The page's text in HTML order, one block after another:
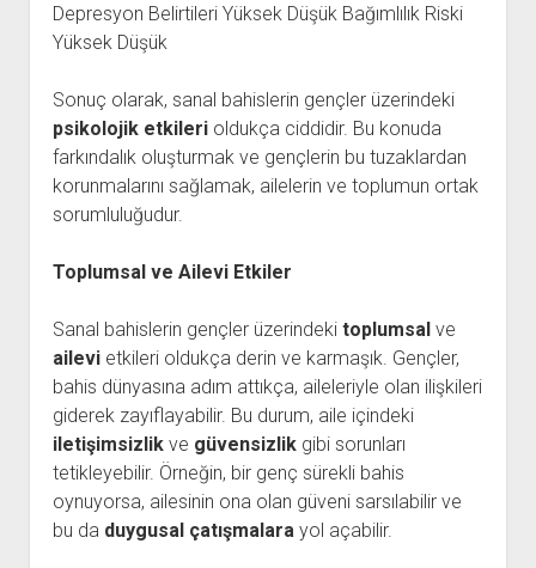
Depresyon Belirtileri Yüksek Düşük Bağımlılık Riski
Yüksek Düşük
Sonuç olarak, sanal bahislerin gençler üzerindeki
psikolojik etkilerioldukça ciddidir. Bu konuda
farkındalık oluşturmak ve gençlerin bu tuzaklardan
korunmalarını sağlamak, ailelerin ve toplumun ortak
sorumluluğudur.
Toplumsal ve Ailevi Etkiler
Sanal bahislerin gençler üzerindeki toplumsalve
ailevietkileri oldukça derin ve karmaşık. Gençler,
bahis dünyasına adım attıkça, aileleriyle olan ilişkileri
giderek zayıflayabilir. Bu durum, aile içindeki
iletişimsizlikve güvensizlikgibi sorunları
tetikleyebilir. Örneğin, bir genç sürekli bahis
oynuyorsa, ailesinin ona olan güveni sarsılabilir ve
bu da duygusal çatışmalarayol açabilir.